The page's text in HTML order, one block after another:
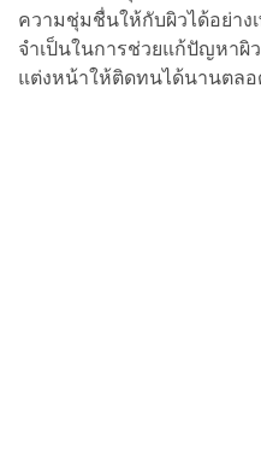
ความชุ่มชื่นให้กับผิวได้อย่าง
จำเป็นในการช่วยแก้ปัญหาผิ
แต่งหน้าให้ติดทนได้นานตล